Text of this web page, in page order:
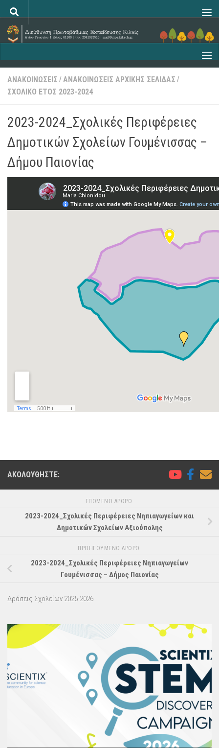
Skip to content
ΑΝΑΚΟΙΝΩΣΕΙΣ / ΑΝΑΚΟΙΝΩΣΕΙΣ ΑΡΧΙΚΗΣ ΣΕΛΙΔΑΣ /
ΣΧΟΛΙΚΟ ΕΤΟΣ 2023-2024
2023-2024_Σχολικές Περιφέρειες
Δημοτικών Σχολείων Γουμένισσας –
Δήμου Παιονίας
ΑΚΟΛΟΥΘΉΣΤΕ:
ΕΠΌΜΕΝΟ ΆΡΘΡΟ
2023-2024_Σχολικές Περιφέρειες Νηπιαγωγείων και
Δημοτικών Σχολείων Αξιούπολης
ΠΡΟΗΓΟΎΜΕΝΟ ΆΡΘΡΟ
2023-2024_Σχολικές Περιφέρειες Νηπιαγωγείων
Γουμένισσας – Δήμος Παιονίας
Δράσεις Σχολείων 2025-2026